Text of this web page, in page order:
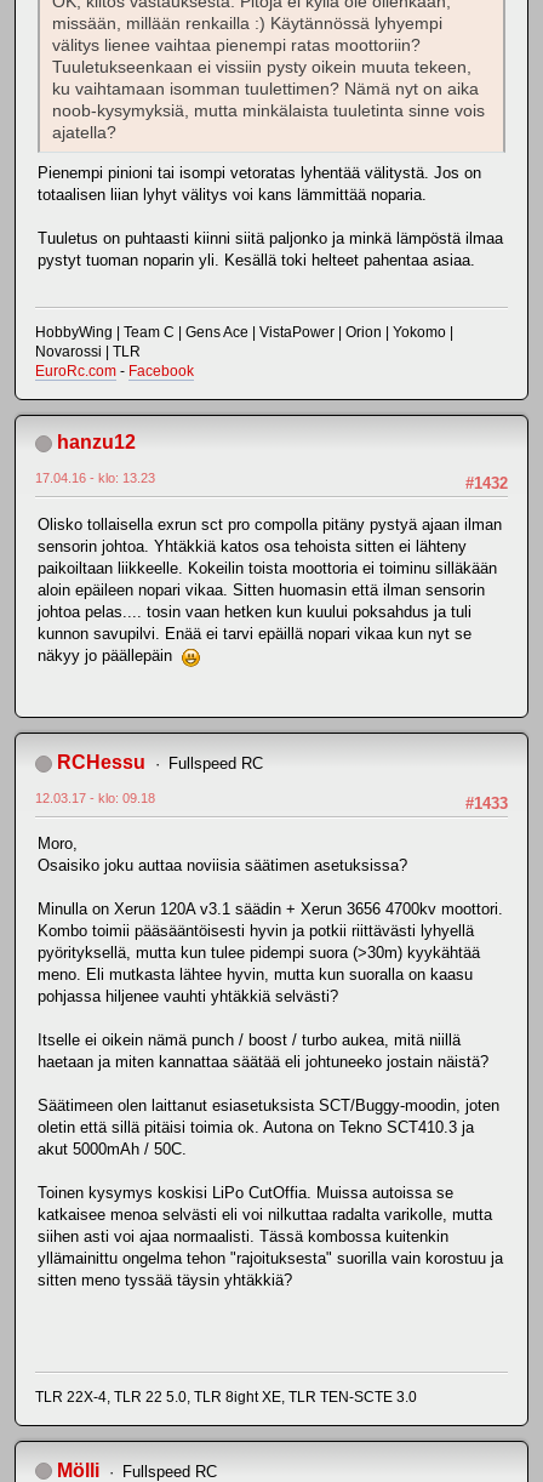
missään, millään renkailla :) Käytännössä lyhyempi
välitys lienee vaihtaa pienempi ratas moottoriin?
Tuuletukseenkaan ei vissiin pysty oikein muuta tekeen,
ku vaihtamaan isomman tuulettimen? Nämä nyt on aika
noob-kysymyksiä, mutta minkälaista tuuletinta sinne vois
ajatella?
Pienempi pinioni tai isompi vetoratas lyhentää välitystä. Jos on
totaalisen liian lyhyt välitys voi kans lämmittää noparia.
Tuuletus on puhtaasti kiinni siitä paljonko ja minkä lämpöstä ilmaa
pystyt tuoman noparin yli. Kesällä toki helteet pahentaa asiaa.
HobbyWing | Team C | Gens Ace | VistaPower | Orion | Yokomo |
Novarossi | TLR
EuroRc.com - Facebook
hanzu12
#1432
17.04.16 - klo: 13.23
Olisko tollaisella exrun sct pro compolla pitäny pystyä ajaan ilman
sensorin johtoa. Yhtäkkiä katos osa tehoista sitten ei lähteny
paikoiltaan liikkeelle. Kokeilin toista moottoria ei toiminu silläkään
aloin epäileen nopari vikaa. Sitten huomasin että ilman sensorin
johtoa pelas.... tosin vaan hetken kun kuului poksahdus ja tuli
kunnon savupilvi. Enää ei tarvi epäillä nopari vikaa kun nyt se
näkyy jo päällepäin
RCHessu Fullspeed RC
#1433
12.03.17 - klo: 09.18
Moro,
Osaisiko joku auttaa noviisia säätimen asetuksissa?
Minulla on Xerun 120A v3.1 säädin + Xerun 3656 4700kv moottori.
Kombo toimii pääsääntöisesti hyvin ja potkii riittävästi lyhyellä
pyörityksellä, mutta kun tulee pidempi suora (>30m) kyykähtää
meno. Eli mutkasta lähtee hyvin, mutta kun suoralla on kaasu
pohjassa hiljenee vauhti yhtäkkiä selvästi?
Itselle ei oikein nämä punch / boost / turbo aukea, mitä niillä
haetaan ja miten kannattaa säätää eli johtuneeko jostain näistä?
Säätimeen olen laittanut esiasetuksista SCT/Buggy-moodin, joten
oletin että sillä pitäisi toimia ok. Autona on Tekno SCT410.3 ja
akut 5000mAh / 50C.
Toinen kysymys koskisi LiPo CutOffia. Muissa autoissa se
katkaisee menoa selvästi eli voi nilkuttaa radalta varikolle, mutta
siihen asti voi ajaa normaalisti. Tässä kombossa kuitenkin
yllämainittu ongelma tehon "rajoituksesta" suorilla vain korostuu ja
sitten meno tyssää täysin yhtäkkiä?
TLR 22X-4, TLR 22 5.0, TLR 8ight XE, TLR TEN-SCTE 3.0
Mölli Fullspeed RC